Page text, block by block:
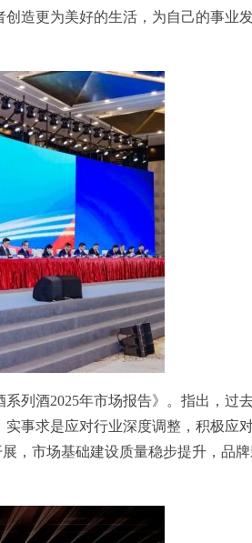
造更为美好的生活，为自己的事业
系列酒2025年市场报告》。指出，过
事求是应对行业深度调整，积极应
，市场基础建设质量稳步提升，品